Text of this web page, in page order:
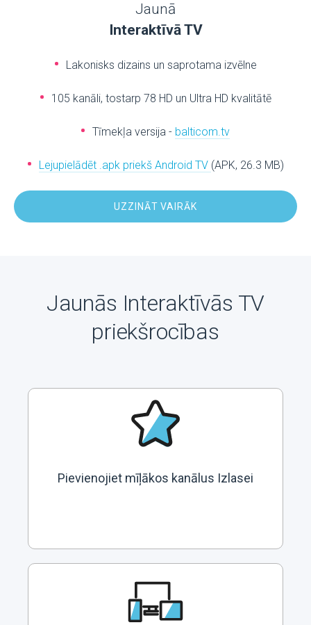
Jaunā
Interaktīvā TV
Lakonisks dizains un saprotama izvēlne
105 kanāli, tostarp 78 HD un Ultra HD kvalitātē
Tīmekļa versija - balticom.tv
Lejupielādēt .apk priekš Android TV (APK, 26.3 MB)
UZZINĀT VAIRĀK
Jaunās Interaktīvās TV
priekšrocības
Pievienojiet mīļākos kanālus Izlasei